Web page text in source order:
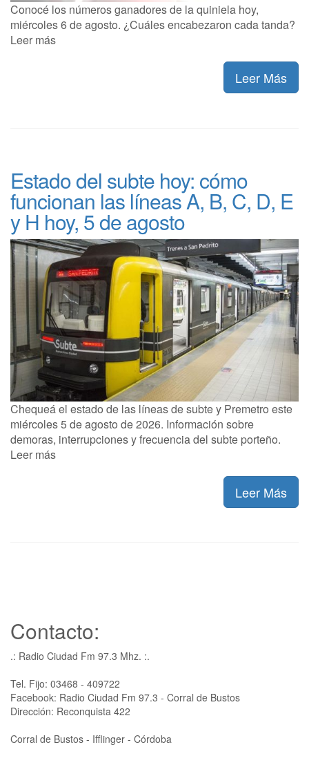
Conocé los números ganadores de la quiniela hoy,
miércoles 6 de agosto. ¿Cuáles encabezaron cada tanda?
Leer más
Leer Más
Estado del subte hoy: cómo
funcionan las líneas A, B, C, D, E
y H hoy, 5 de agosto
Chequeá el estado de las líneas de subte y Premetro este
miércoles 5 de agosto de 2026. Información sobre
demoras, interrupciones y frecuencia del subte porteño.
Leer más
Leer Más
Contacto:
.: Radio Ciudad Fm 97.3 Mhz. :.
Tel. Fijo: 03468 - 409722
Facebook: Radio Ciudad Fm 97.3 - Corral de Bustos
Dirección: Reconquista 422
Corral de Bustos - Ifflinger - Córdoba